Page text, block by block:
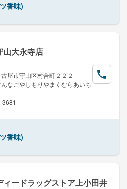
香味)
大永寺店
屋市守山区村合町２２２
なごやしもりやまくむらあいち
3681
香味)
ィードラッグストア上小田井